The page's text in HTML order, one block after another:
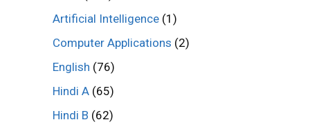
Artificial Intelligence (1)
Computer Applications (2)
English (76)
Hindi A (65)
Hindi B (62)